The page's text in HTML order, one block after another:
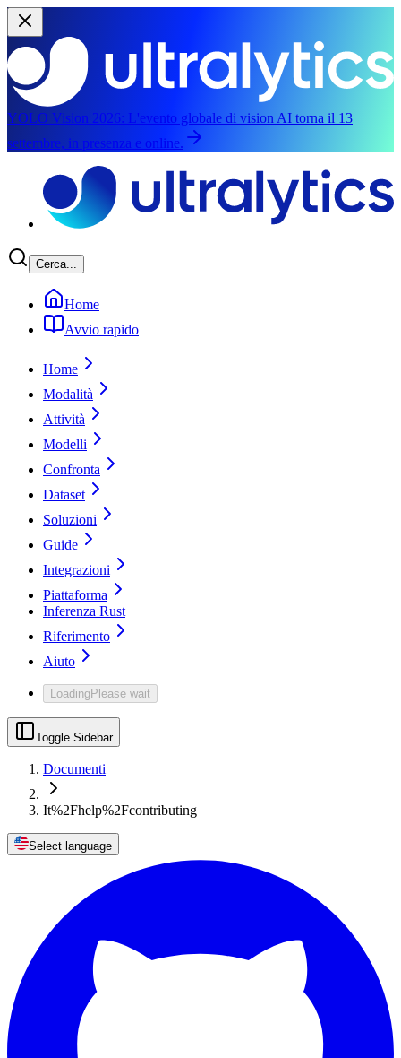
YOLO Vision 2026: L'evento globale di vision AI torna il 13
settembre, in presenza e online.
Cerca...
Home
Avvio rapido
Home
Modalità
Attività
Modelli
Confronta
Dataset
Soluzioni
Guide
Integrazioni
Piattaforma
Inferenza Rust
Riferimento
Aiuto
LoadingPlease wait
Toggle Sidebar
Documenti
It%2Fhelp%2Fcontributing
Select language